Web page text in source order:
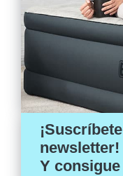
newsletter!
Y